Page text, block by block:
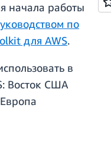
начала работы
по
для AWS.
в
Восток США